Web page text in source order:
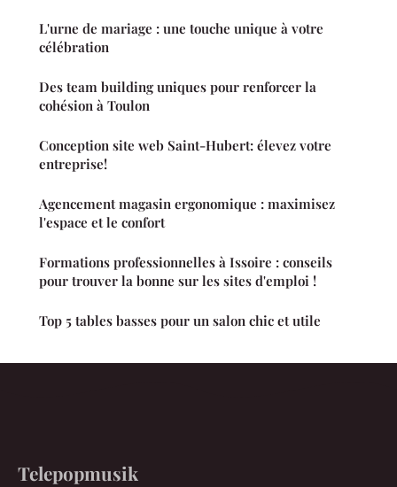
L'urne de mariage : une touche unique à votre
célébration
Des team building uniques pour renforcer la
cohésion à Toulon
Conception site web Saint-Hubert: élevez votre
entreprise!
Agencement magasin ergonomique : maximisez
l'espace et le confort
Formations professionnelles à Issoire : conseils
pour trouver la bonne sur les sites d'emploi !
Top 5 tables basses pour un salon chic et utile
Telepopmusik